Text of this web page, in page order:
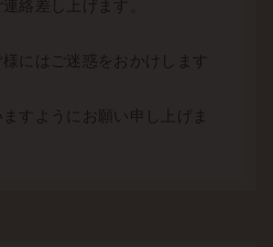
絡差し上げます。
にはご迷惑をおかけします
すようにお願い申し上げま